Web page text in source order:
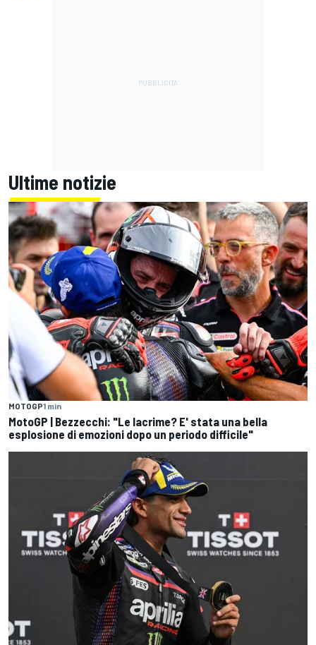
Ultime notizie
MOTOGP1 min
MotoGP | Bezzecchi: "Le lacrime? E' stata una bella
esplosione di emozioni dopo un periodo difficile"